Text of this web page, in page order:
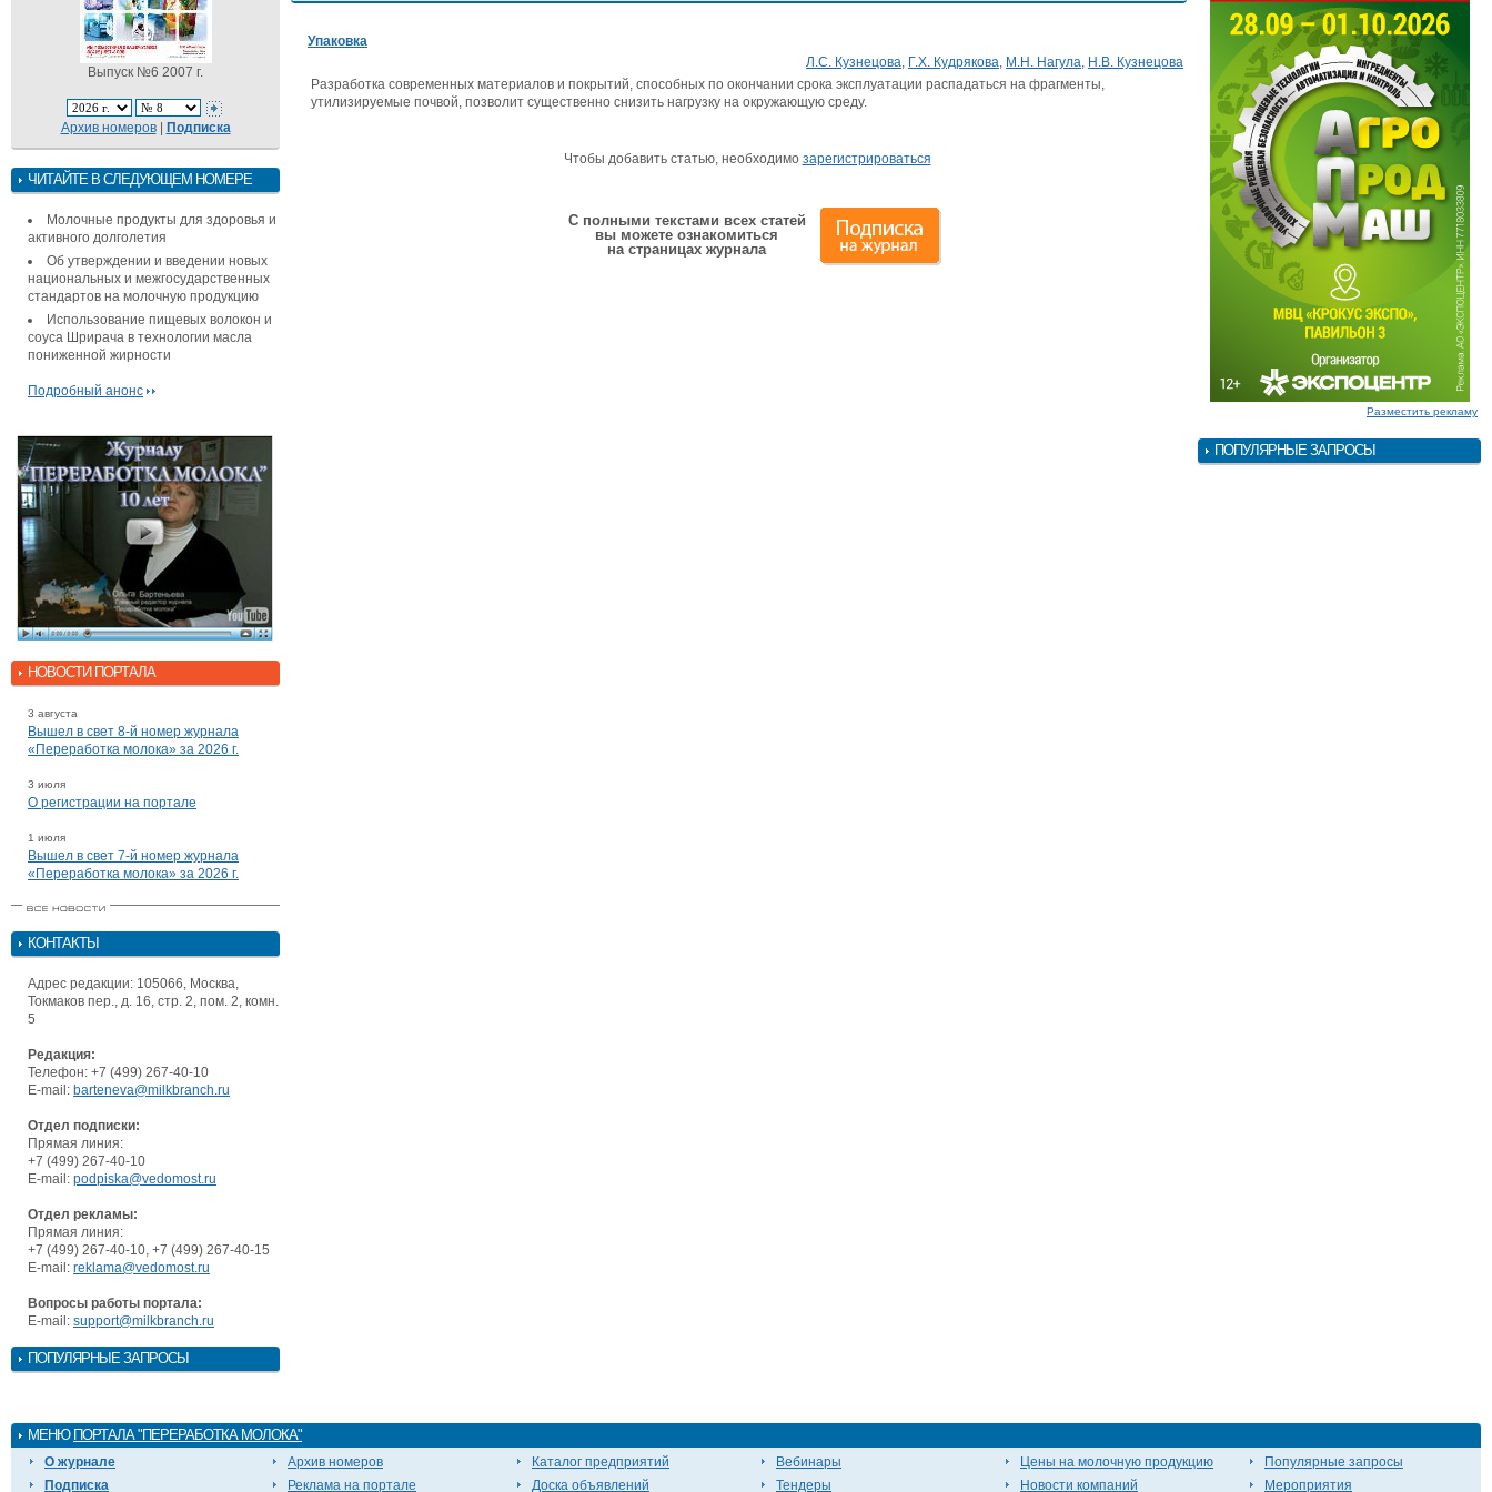
Выпуск №6 2007 г.
Архив номеров| Подписка
ЧИТАЙТЕ В СЛЕДУЮЩЕМ НОМЕРЕ
Молочные продукты для здоровья и
активного долголетия
Об утверждении и введении новых
национальных и межгосударственных
стандартов на молочную продукцию
Использование пищевых волокон и
соуса Шрирача в технологии масла
пониженной жирности
Подробный анонс
НОВОСТИ ПОРТАЛА
3 августа
Вышел в свет 8-й номер журнала
«Переработка молока» за 2026 г.
3 июля
О регистрации на портале
1 июля
Вышел в свет 7-й номер журнала
«Переработка молока» за 2026 г.
КОНТАКТЫ
Адрес редакции: 105066, Москва,
Токмаков пер., д. 16, стр. 2, пом. 2, комн.
5
Редакция:
Телефон: +7 (499) 267-40-10
E-mail: barteneva@milkbranch.ru
Отдел подписки:
Прямая линия:
+7 (499) 267-40-10
E-mail: podpiska@vedomost.ru
Отдел рекламы:
Прямая линия:
+7 (499) 267-40-10, +7 (499) 267-40-15
E-mail: reklama@vedomost.ru
Вопросы работы портала:
E-mail: support@milkbranch.ru
ПОПУЛЯРНЫЕ ЗАПРОСЫ
Упаковка
Л.С. Кузнецова, Г.Х. Кудрякова, М.Н. Нагула, Н.В. Кузнецова
Разработка современных материалов и покрытий, способных по окончании срока эксплуатации распадаться на фрагменты,
утилизируемые почвой, позволит существенно снизить нагрузку на окружающую среду.
Чтобы добавить статью, необходимо зарегистрироваться
С полными текстами всех статей
вы можете ознакомиться
на страницах журнала
Разместить рекламу
ПОПУЛЯРНЫЕ ЗАПРОСЫ
МЕНЮ ПОРТАЛА "ПЕРЕРАБОТКА МОЛОКА"
О журнале
Подписка
Архив номеров
Реклама на портале
Каталог предприятий
Доска объявлений
Вебинары
Тендеры
Цены на молочную продукцию
Новости компаний
Популярные запросы
Мероприятия